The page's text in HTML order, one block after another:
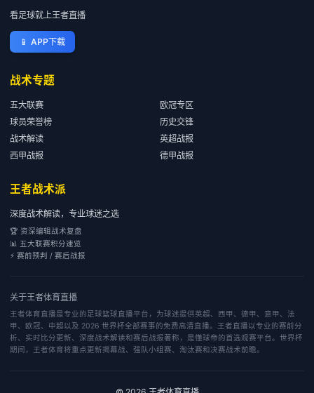
看足球就上王者直播
📱 APP下载
战术专题
五大联赛
欧冠专区
球员荣誉榜
历史交锋
战术解读
英超战报
西甲战报
德甲战报
王者战术派
深度战术解读，专业球迷之选
🏆 资深编辑战术复盘
📊 五大联赛积分速览
⚡ 赛前预判 / 赛后战报
关于王者体育直播
王者体育直播是专业的足球篮球直播平台，为球迷提供英超、西甲、德甲、意甲、法
甲、欧冠、中超以及 2026 世界杯全部赛事的免费高清直播。王者直播以专业的赛前分
析、实时比分更新、深度战术解读和赛后战报著称，是懂球帝的首选观赛平台。世界杯
期间，王者体育将重点更新揭幕战、强队小组赛、淘汰赛和决赛战术前瞻。